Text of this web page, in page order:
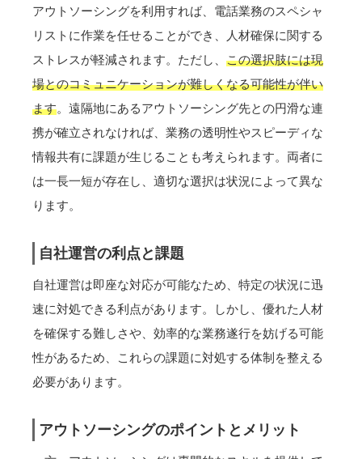
アウトソーシングを利用すれば、電話業務のスペシャ
リストに作業を任せることができ、人材確保に関する
ストレスが軽減されます。ただし、 この選択肢には現
場とのコミュニケーションが難しくなる可能性が伴い
ます。遠隔地にあるアウトソーシング先との円滑な連
携が確立されなければ、業務の透明性やスピーディな
情報共有に課題が生じることも考えられます。両者に
は一長一短が存在し、適切な選択は状況によって異な
ります。
自社運営の利点と課題
自社運営は即座な対応が可能なため、特定の状況に迅
速に対処できる利点があります。しかし、優れた人材
を確保する難しさや、効率的な業務遂行を妨げる可能
性があるため、これらの課題に対処する体制を整える
必要があります。
アウトソーシングのポイントとメリット